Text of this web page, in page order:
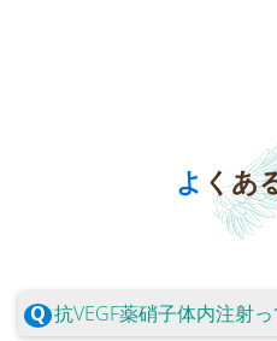
よく
抗VEGF薬硝子体内注射